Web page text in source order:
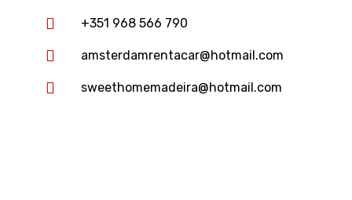
+351 968 566 790
amsterdamrentacar@hotmail.com
sweethomemadeira@hotmail.com